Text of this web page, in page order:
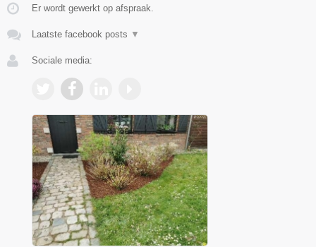
Er wordt gewerkt op afspraak.
Laatste facebook posts ▼
Sociale media: